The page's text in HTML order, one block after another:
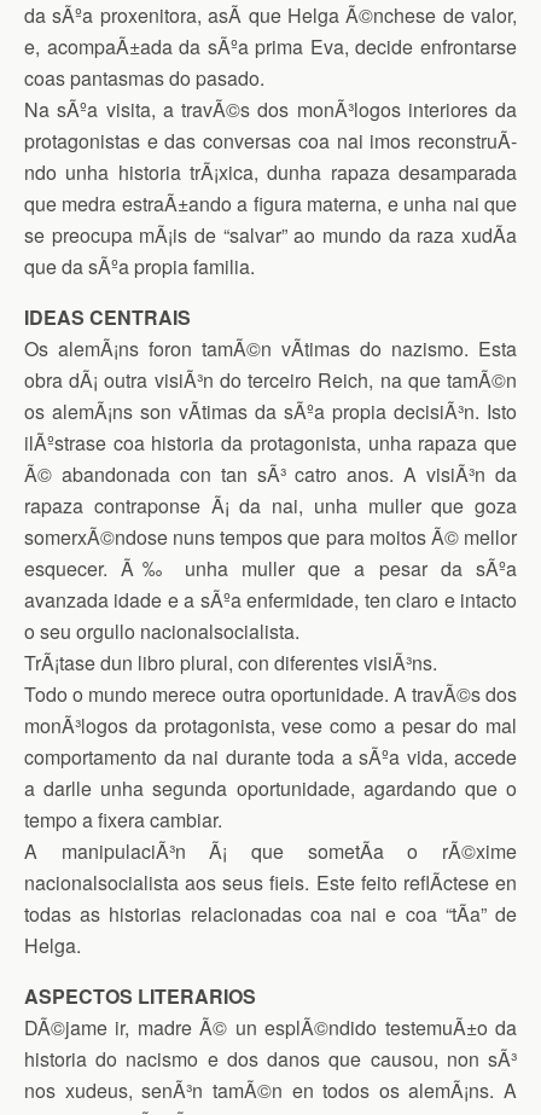
da sÃºa proxenitora, asÃ­ que Helga Ã©nchese de valor,
e, acompaÃ±ada da sÃºa prima Eva, decide enfrontarse
coas pantasmas do pasado.
Na sÃºa visita, a travÃ©s dos monÃ³logos interiores da
protagonistas e das conversas coa nai imos reconstruÃ­
ndo unha historia trÃ¡xica, dunha rapaza desamparada
que medra estraÃ±ando a figura materna, e unha nai que
se preocupa mÃ¡is de “salvar” ao mundo da raza xudÃ­a
que da sÃºa propia familia.
IDEAS CENTRAIS
Os alemÃ¡ns foron tamÃ©n vÃ­timas do nazismo. Esta
obra dÃ¡ outra visiÃ³n do terceiro Reich, na que tamÃ©n
os alemÃ¡ns son vÃ­timas da sÃºa propia decisiÃ³n. Isto
ilÃºstrase coa historia da protagonista, unha rapaza que
Ã© abandonada con tan sÃ³ catro anos. A visiÃ³n da
rapaza contraponse Ã¡ da nai, unha muller que goza
somerxÃ©ndose nuns tempos que para moitos Ã© mellor
esquecer. Ã‰ unha muller que a pesar da sÃºa
avanzada idade e a sÃºa enfermidade, ten claro e intacto
o seu orgullo nacionalsocialista.
TrÃ¡tase dun libro plural, con diferentes visiÃ³ns.
Todo o mundo merece outra oportunidade. A travÃ©s dos
monÃ³logos da protagonista, vese como a pesar do mal
comportamento da nai durante toda a sÃºa vida, accede
a darlle unha segunda oportunidade, agardando que o
tempo a fixera cambiar.
A manipulaciÃ³n Ã¡ que sometÃ­a o rÃ©xime
nacionalsocialista aos seus fieis. Este feito reflÃ­ctese en
todas as historias relacionadas coa nai e coa “tÃ­a” de
Helga.
ASPECTOS LITERARIOS
DÃ©jame ir, madre Ã© un esplÃ©ndido testemuÃ±o da
historia do nacismo e dos danos que causou, non sÃ³
nos xudeus, senÃ³n tamÃ©n en todos os alemÃ¡ns. A